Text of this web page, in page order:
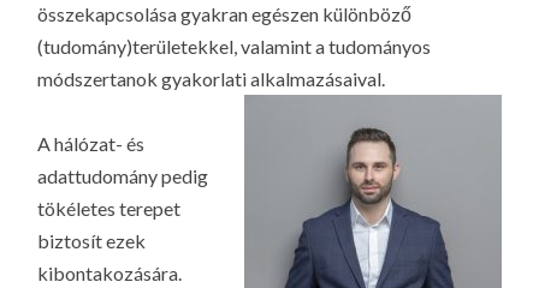
összekapcsolása gyakran egészen különböző
(tudomány)területekkel, valamint a tudományos
módszertanok gyakorlati alkalmazásaival.
A hálózat- és
adattudomány pedig
tökéletes terepet
biztosít ezek
kibontakozására.